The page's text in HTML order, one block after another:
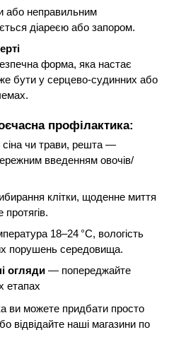
діареєю або запором.
бути у серцево-судинних або
профілактика:
сіна чи трави, решта —
введенням овочів/
клітки, щоденне миття
18–24 °C, вологість
порушень середовища.
огляди — попереджайте
етапах
ви можете придбати просто
відвідайте наші магазини по